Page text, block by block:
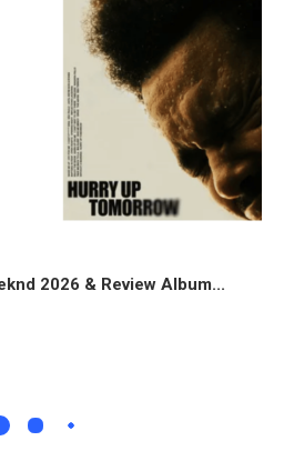
2026 & Review Album...